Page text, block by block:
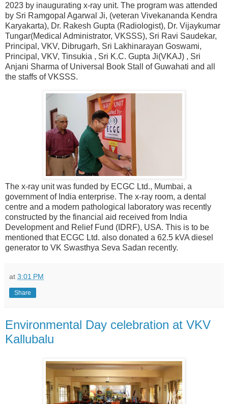
2023 by inaugurating x-ray unit. The program was attended
by Sri Ramgopal Agarwal Ji, (veteran Vivekananda Kendra
Karyakarta), Dr. Rakesh Gupta (Radiologist), Dr. Vijaykumar
Tungar(Medical Administrator, VKSSS), Sri Ravi Saudekar,
Principal, VKV, Dibrugarh, Sri Lakhinarayan Goswami,
Principal, VKV, Tinsukia , Sri K.C. Gupta Ji(VKAJ) , Sri
Anjani Sharma of Universal Book Stall of Guwahati and all
the staffs of VKSSS.
The x-ray unit was funded by ECGC Ltd., Mumbai, a
government of India enterprise. The x-ray room, a dental
centre and a modern pathological laboratory was recently
constructed by the financial aid received from India
Development and Relief Fund (IDRF), USA. This is to be
mentioned that ECGC Ltd. also donated a 62.5 kVA diesel
generator to VK Swasthya Seva Sadan recently.
at 3:01 PM
Share
Environmental Day celebration at VKV
Kallubalu